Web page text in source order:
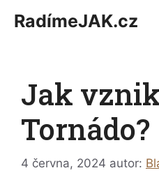
RadímeJAK.cz
Jak
Tornádo?
4 června, 2024 autor: